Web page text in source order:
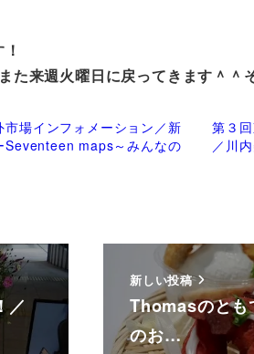
た来週火曜日に戻ってきます＾＾
市場インフォメーション／新
Seventeen maps～みんなの
第３
／川
／
新しい投稿
Thomasのとも
のお…